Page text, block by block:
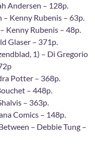
Andersen – 128p.
Kenny Rubenis – 63p.
Kenny Rubenis – 48p.
Glaser – 371p.
1) – Di Gregorio
Potter – 368p.
– 448p.
– 363p.
Comics – 148p.
– Debbie Tung –